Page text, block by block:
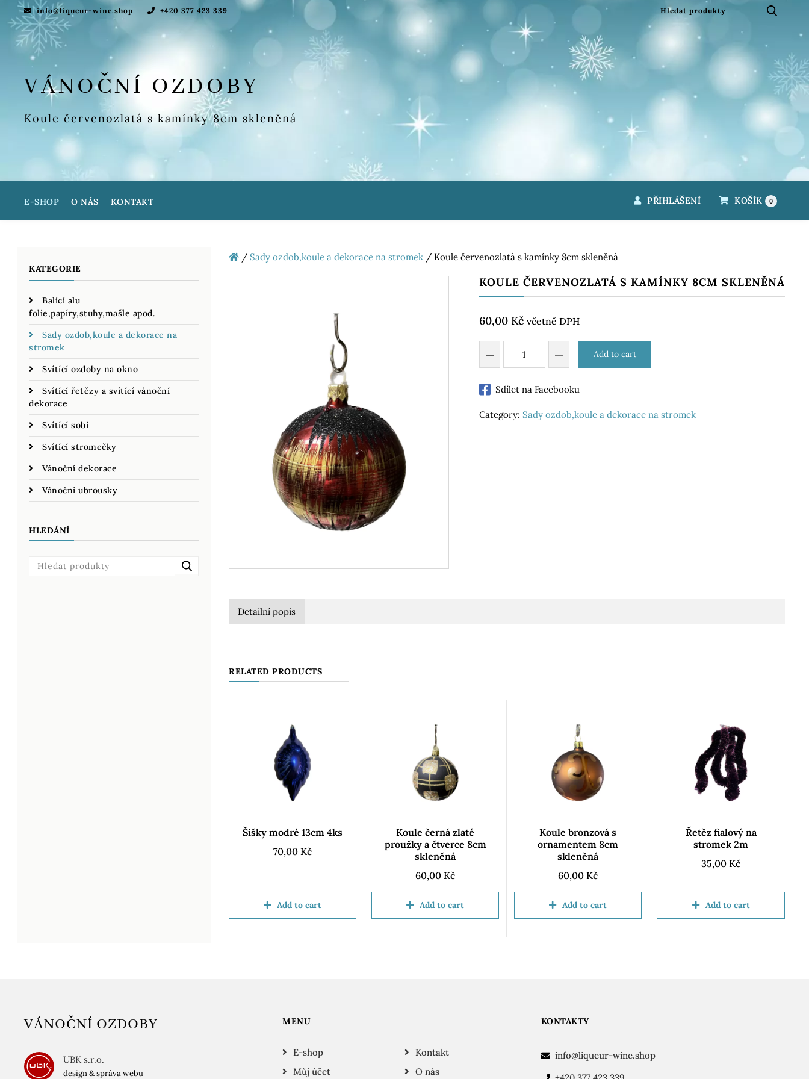
info@liqueur-wine.shop +420 377 423 339
VÁNOČNÍ OZDOBY
Koule červenozlatá s kamínky 8cm skleněná
E-SHOP O NÁS KONTAKT PŘIHLÁŠENÍ KOŠÍK 0
KATEGORIE
Balící alu
folie,papíry,stuhy,mašle apod.
Sady ozdob,koule a dekorace na
stromek
Svítící ozdoby na okno
Svítící řetězy a svítící vánoční
dekorace
Svítící sobi
Svítící stromečky
Vánoční dekorace
Vánoční ubrousky
HLEDÁNÍ
/ Sady ozdob,koule a dekorace na stromek / Koule červenozlatá s kamínky 8cm skleněná
KOULE ČERVENOZLATÁ S KAMÍNKY 8CM SKLENĚNÁ
60,00 Kč včetně DPH
Add to cart
Sdílet na Facebooku
Category: Sady ozdob,koule a dekorace na stromek
Detailní popis
RELATED PRODUCTS
Šišky modré 13cm 4ks
70,00 Kč
Add to cart
Koule černá zlaté
proužky a čtverce 8cm
skleněná
60,00 Kč
Add to cart
Koule bronzová s
ornamentem 8cm
skleněná
60,00 Kč
Add to cart
Řetěz fialový na
stromek 2m
35,00 Kč
Add to cart
VÁNOČNÍ OZDOBY
UBK s.r.o.
design & správa webu
MENU
E-shop
Kontakt
Můj účet
O nás
KONTAKTY
info@liqueur-wine.shop